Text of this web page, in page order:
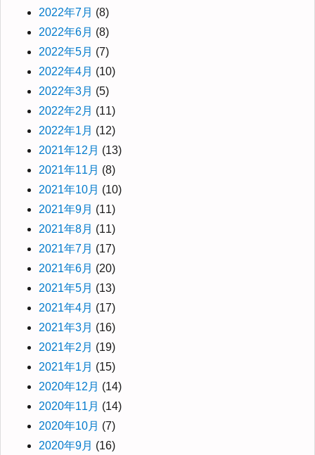
2022年7月 (8)
2022年6月 (8)
2022年5月 (7)
2022年4月 (10)
2022年3月 (5)
2022年2月 (11)
2022年1月 (12)
2021年12月 (13)
2021年11月 (8)
2021年10月 (10)
2021年9月 (11)
2021年8月 (11)
2021年7月 (17)
2021年6月 (20)
2021年5月 (13)
2021年4月 (17)
2021年3月 (16)
2021年2月 (19)
2021年1月 (15)
2020年12月 (14)
2020年11月 (14)
2020年10月 (7)
2020年9月 (16)